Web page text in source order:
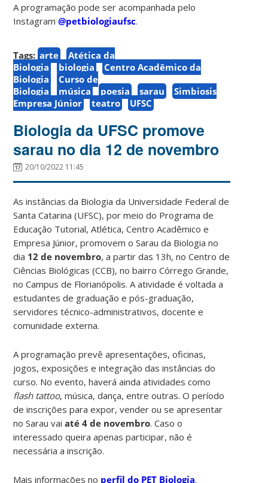
A programação pode ser acompanhada pelo
Instagram@petbiologiaufsc.
Tags: arte
Atética da
Biologia
biologia
Centro Acadêmico da
Biologia
Curso de
Biologia
música poesia sarau
Simbiosis
Empresa Júnior
teatro UFSC
Biologia da UFSC promove
sarau no dia 12 de novembro
20/10/2022 11:45
As instâncias da Biologia da Universidade Federal de
Santa Catarina (UFSC), por meio do Programa de
Educação Tutorial, Atlética, Centro Acadêmico e
Empresa Júnior, promovem o Sarau da Biologia no
dia 12 de novembro, a partir das 13h, no Centro de
Ciências Biológicas (CCB), no bairro Córrego Grande,
no Campus de Florianópolis. A atividade é voltada a
estudantes de graduação e pós-graduação,
servidores técnico-administrativos, docente e
comunidade externa.
A programação prevê apresentações, oficinas,
jogos, exposições e integração das instâncias do
curso. No evento, haverá ainda atividades como
flash tattoo, música, dança, entre outras. O período
de inscrições para expor, vender ou se apresentar
no Sarau vaiaté 4 de novembro. Caso o
interessado queira apenas participar, não é
necessária a inscrição.
Mais informações no perfil do PET Biologia.